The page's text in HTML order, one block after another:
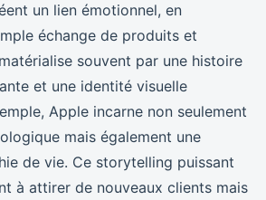
un lien émotionnel, en
échange de produits et
souvent par une histoire
et une identité visuelle
Apple incarne non seulement
mais également une
de vie. Ce storytelling puissant
à attirer de nouveaux clients mais